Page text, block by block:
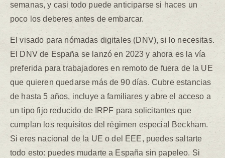
semanas, y casi todo puede anticiparse si haces un
poco los deberes antes de embarcar.
El visado para nómadas digitales (DNV), si lo necesitas.
El DNV de España se lanzó en 2023 y ahora es la vía
preferida para trabajadores en remoto de fuera de la UE
que quieren quedarse más de 90 días. Cubre estancias
de hasta 5 años, incluye a familiares y abre el acceso a
un tipo fijo reducido de IRPF para solicitantes que
cumplan los requisitos del régimen especial Beckham.
Si eres nacional de la UE o del EEE, puedes saltarte
todo esto: puedes mudarte a España sin papeleo. Si